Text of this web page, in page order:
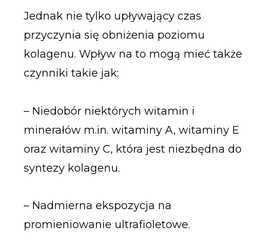
Jednak nie tylko upływający czas
przyczynia się obniżenia poziomu
kolagenu. Wpływ na to mogą mieć także
czynniki takie jak:
– Niedobór niektórych witamin i
minerałów m.in. witaminy A, witaminy E
oraz witaminy C, która jest niezbędna do
syntezy kolagenu.
– Nadmierna ekspozycja na
promieniowanie ultrafioletowe.